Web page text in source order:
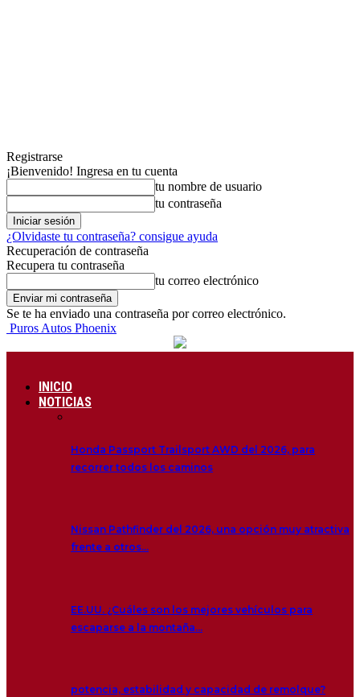
Registrarse
¡Bienvenido! Ingresa en tu cuenta
tu nombre de usuario
tu contraseña
¿Olvidaste tu contraseña? consigue ayuda
Recuperación de contraseña
Recupera tu contraseña
tu correo electrónico
Se te ha enviado una contraseña por correo electrónico.
Puros Autos Phoenix
INICIO
NOTICIAS
Honda Passport Trailsport AWD del 2026, para
recorrer todos los caminos
Nissan Pathfinder del 2026, una opción muy atractiva
frente a otros…
EE.UU. ¿Cuáles son los mejores vehículos para
escaparse a la montaña…
potencia, estabilidad y capacidad de remolque?